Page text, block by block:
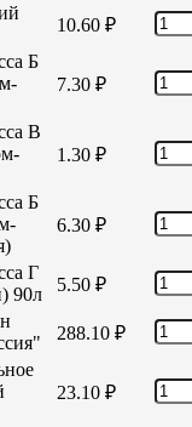
10.60 ₽
Б
7.30 ₽
В
1.30 ₽
Б
6.30 ₽
Г
90л
5.50 ₽
288.10 ₽
23.10 ₽